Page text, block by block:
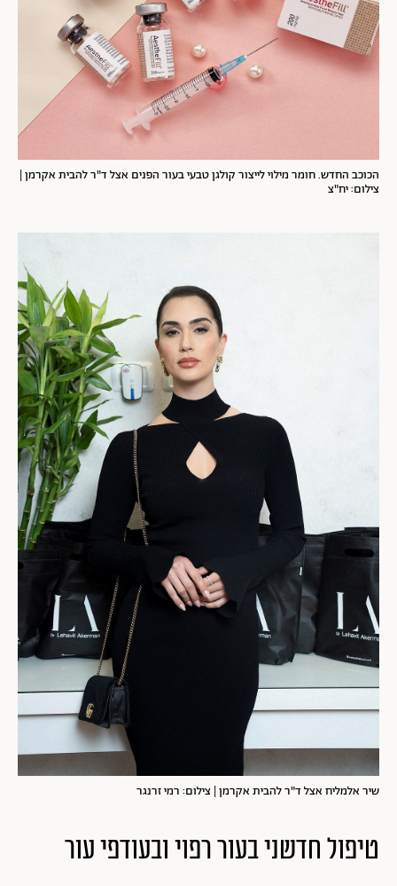
הכוכב החדש. חומר מילוי לייצור קולגן טבעי בעור הפנים אצל ד"ר להבית אקרמן |
צילום: יח"צ
שיר אלמליח אצל ד"ר להבית אקרמן | צילום: רמי זרנגר
טיפול חדשני בעור רפוי ובעודפי עור